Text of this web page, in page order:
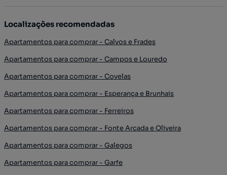
Localizações recomendadas
Apartamentos para comprar - Calvos e Frades
Apartamentos para comprar - Campos e Louredo
Apartamentos para comprar - Covelas
Apartamentos para comprar - Esperança e Brunhais
Apartamentos para comprar - Ferreiros
Apartamentos para comprar - Fonte Arcada e Oliveira
Apartamentos para comprar - Galegos
Apartamentos para comprar - Garfe